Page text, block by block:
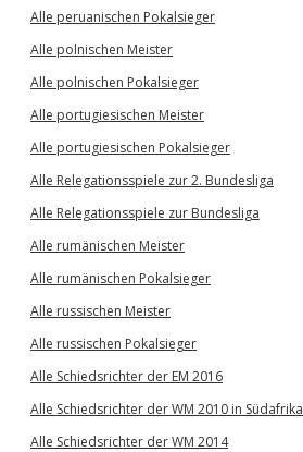
Alle peruanischen Pokalsieger
Alle polnischen Meister
Alle polnischen Pokalsieger
Alle portugiesischen Meister
Alle portugiesischen Pokalsieger
Alle Relegationsspiele zur 2. Bundesliga
Alle Relegationsspiele zur Bundesliga
Alle rumänischen Meister
Alle rumänischen Pokalsieger
Alle russischen Meister
Alle russischen Pokalsieger
Alle Schiedsrichter der EM 2016
Alle Schiedsrichter der WM 2010 in Südafrika
Alle Schiedsrichter der WM 2014